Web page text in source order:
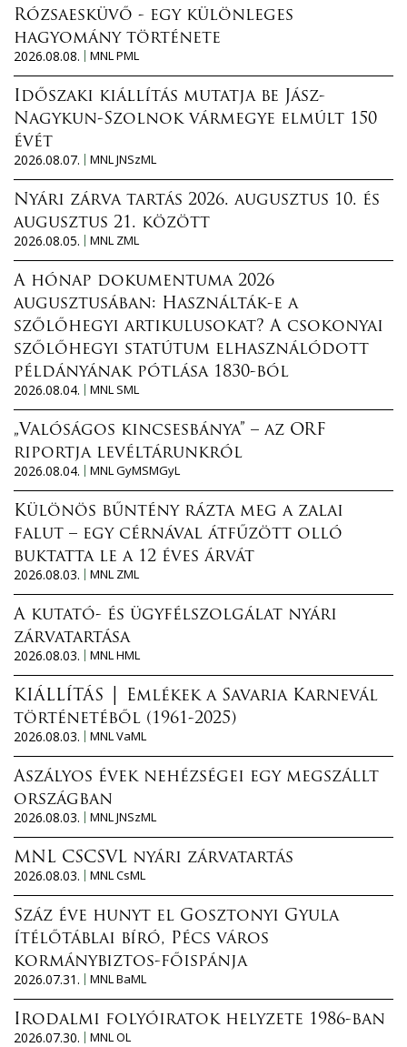
Rózsaesküvő - egy különleges
hagyomány története
2026.08.08.
MNL PML
Időszaki kiállítás mutatja be Jász-
Nagykun-Szolnok vármegye elmúlt 150
évét
2026.08.07.
MNL JNSzML
Nyári zárva tartás 2026. augusztus 10. és
augusztus 21. között
2026.08.05.
MNL ZML
A hónap dokumentuma 2026
augusztusában: Használták-e a
szőlőhegyi artikulusokat? A csokonyai
szőlőhegyi statútum elhasználódott
példányának pótlása 1830-ból
2026.08.04.
MNL SML
„Valóságos kincsesbánya” – az ORF
riportja levéltárunkról
2026.08.04.
MNL GyMSMGyL
Különös bűntény rázta meg a zalai
falut – egy cérnával átfűzött olló
buktatta le a 12 éves árvát
2026.08.03.
MNL ZML
A kutató- és ügyfélszolgálat nyári
zárvatartása
2026.08.03.
MNL HML
KIÁLLÍTÁS │ Emlékek a Savaria Karnevál
történetéből (1961-2025)
2026.08.03.
MNL VaML
Aszályos évek nehézségei egy megszállt
országban
2026.08.03.
MNL JNSzML
MNL CSCSVL nyári zárvatartás
2026.08.03.
MNL CsML
Száz éve hunyt el Gosztonyi Gyula
ítélőtáblai bíró, Pécs város
kormánybiztos-főispánja
2026.07.31.
MNL BaML
Irodalmi folyóiratok helyzete 1986-ban
2026.07.30.
MNL OL